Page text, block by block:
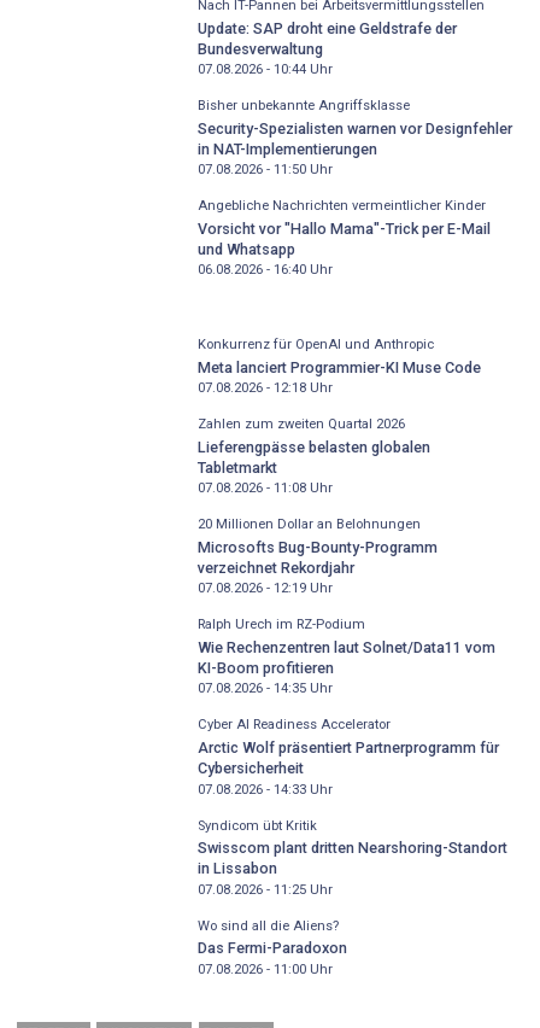
Nach IT-Pannen bei Arbeitsvermittlungsstellen
Update: SAP droht eine Geldstrafe der
Bundesverwaltung
07.08.2026 - 10:44Uhr
Bisher unbekannte Angriffsklasse
Security-Spezialisten warnen vor Designfehler
in NAT-Implementierungen
07.08.2026 - 11:50Uhr
Angebliche Nachrichten vermeintlicher Kinder
Vorsicht vor "Hallo Mama"-Trick per E-Mail
und Whatsapp
06.08.2026 - 16:40Uhr
Konkurrenz für OpenAI und Anthropic
Meta lanciert Programmier-KI Muse Code
07.08.2026 - 12:18Uhr
Zahlen zum zweiten Quartal 2026
Lieferengpässe belasten globalen
Tabletmarkt
07.08.2026 - 11:08Uhr
20 Millionen Dollar an Belohnungen
Microsofts Bug-Bounty-Programm
verzeichnet Rekordjahr
07.08.2026 - 12:19Uhr
Ralph Urech im RZ-Podium
Wie Rechenzentren laut Solnet/Data11 vom
KI-Boom profitieren
07.08.2026 - 14:35Uhr
Cyber AI Readiness Accelerator
Arctic Wolf präsentiert Partnerprogramm für
Cybersicherheit
07.08.2026 - 14:33Uhr
Syndicom übt Kritik
Swisscom plant dritten Nearshoring-Standort
in Lissabon
07.08.2026 - 11:25Uhr
Wo sind all die Aliens?
Das Fermi-Paradoxon
07.08.2026 - 11:00Uhr